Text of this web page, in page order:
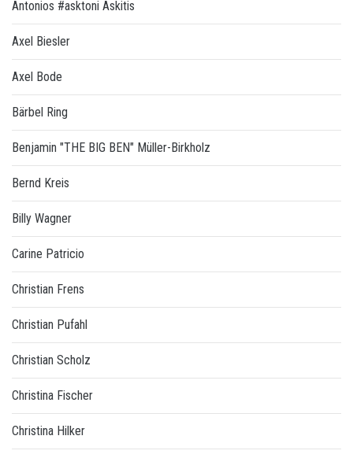
Antonios #asktoni Askitis
Axel Biesler
Axel Bode
Bärbel Ring
Benjamin "THE BIG BEN" Müller-Birkholz
Bernd Kreis
Billy Wagner
Carine Patricio
Christian Frens
Christian Pufahl
Christian Scholz
Christina Fischer
Christina Hilker